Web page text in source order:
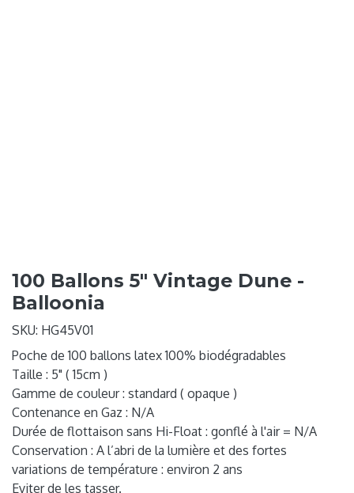
100 Ballons 5" Vintage Dune -
Balloonia
SKU: HG45V01
Poche de 100 ballons latex 100% biodégradables
Taille : 5" ( 15cm )
Gamme de couleur : standard ( opaque )
Contenance en Gaz : N/A
Durée de flottaison sans Hi-Float : gonflé à l'air = N/A
Conservation : A l’abri de la lumière et des fortes
variations de température : environ 2 ans
Eviter de les tasser.